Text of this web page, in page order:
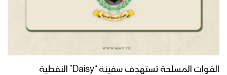
القوات المسلحة تستهدف سفينة “Daisy” النفطية